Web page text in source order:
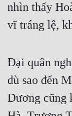
Huyền Ảo
Khoa Huyễn
Khoa Huyễn Không
nhìn thấy
vĩ tráng lệ,
Đại quân
dù sao đến
Dương cũng